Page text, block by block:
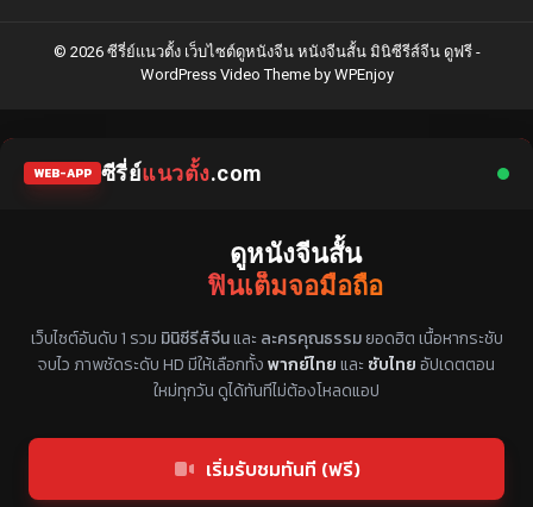
© 2026 ซีรี่ย์แนวตั้ง เว็บไซต์ดูหนังจีน หนังจีนสั้น มินิซีรีส์จีน ดูฟรี -
WordPress Video Themeby WPEnjoy
WEB-APP ซีรี่ย์แนวตั้ง.com
ดูหนังจีนสั้น
ฟินเต็มจอมือถือ
เว็บไซต์อันดับ 1 รวม มินิซีรีส์จีนและ ละครคุณธรรมยอดฮิต เนื้อหากระชับ
จบไว ภาพชัดระดับ HD มีให้เลือกทั้งพากย์ไทยและ ซับไทยอัปเดตตอน
ใหม่ทุกวัน ดูได้ทันทีไม่ต้องโหลดแอป
เริ่มรับชมทันที (ฟรี)